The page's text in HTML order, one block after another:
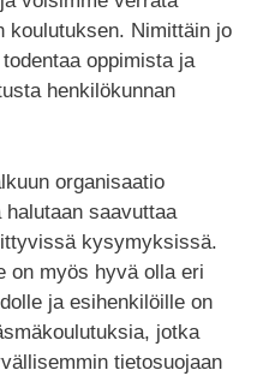
koulutuksen. Nimittäin jo
oppimista ja
henkilökunnan
organisaatio
saavuttaa
kysymyksissä.
on myös hyvä olla eri
ja esihenkilöille on
jotka
tietosuojaan